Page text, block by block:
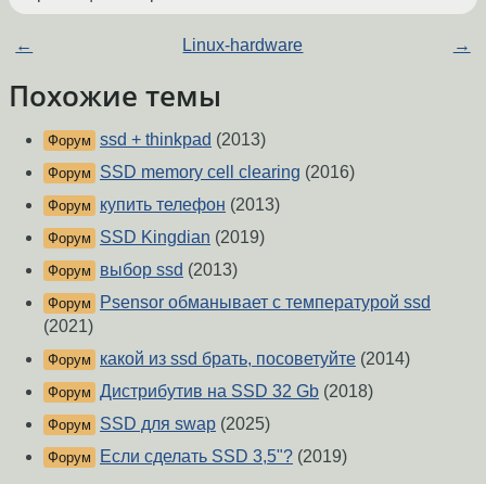
← Linux-hardware →
Похожие темы
Форум ssd + thinkpad (2013)
Форум SSD memory cell clearing (2016)
Форум купить телефон (2013)
Форум SSD Kingdian (2019)
Форум выбор ssd (2013)
Форум
Psensor обманывает с температурой ssd
(2021)
Форум какой из ssd брать, посоветуйте (2014)
Форум Дистрибутив на SSD 32 Gb (2018)
Форум SSD для swap (2025)
Форум Если сделать SSD 3,5"? (2019)